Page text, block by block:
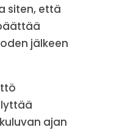
siten, että
jälkeen
ajan